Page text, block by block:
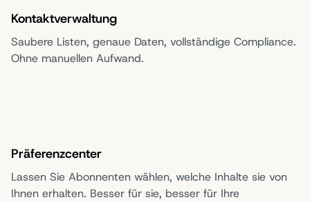
Kontaktverwaltung
Saubere Listen, genaue Daten, vollständige Compliance.
Ohne manuellen Aufwand.
Präferenzcenter
Lassen Sie Abonnenten wählen, welche Inhalte sie von
Ihnen erhalten. Besser für sie, besser für Ihre